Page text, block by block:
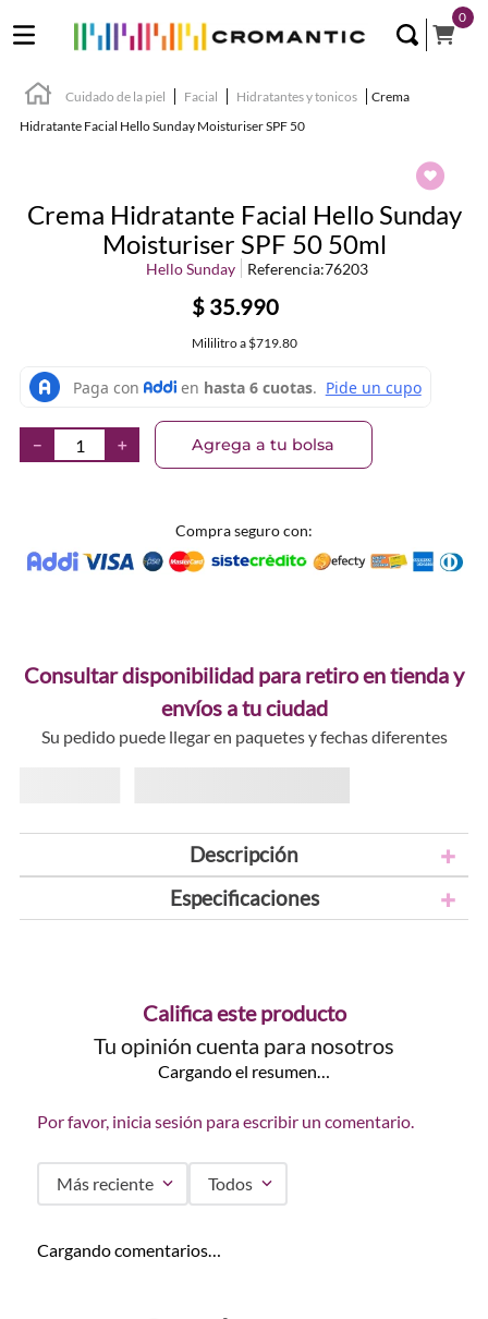
0
Cuidado de la piel Facial Hidratantes y tonicos
Crema
Hidratante Facial Hello Sunday Moisturiser SPF 50
Crema Hidratante Facial Hello Sunday
Moisturiser SPF 50 50ml
Hello Sunday Referencia:76203
$ 35.990
Mililitroa $719.80
＋
－ Agrega a tu bolsa
Compra seguro con:
Consultar disponibilidad para retiro en tienda y
envíos a tu ciudad
Su pedido puede llegar en paquetes y fechas diferentes
Descripción
Especificaciones
Califica este producto
Tu opinión cuenta para nosotros
Cargando el resumen…
Por favor, inicia sesión para escribir un comentario.
Más reciente Todos
Cargando comentarios…